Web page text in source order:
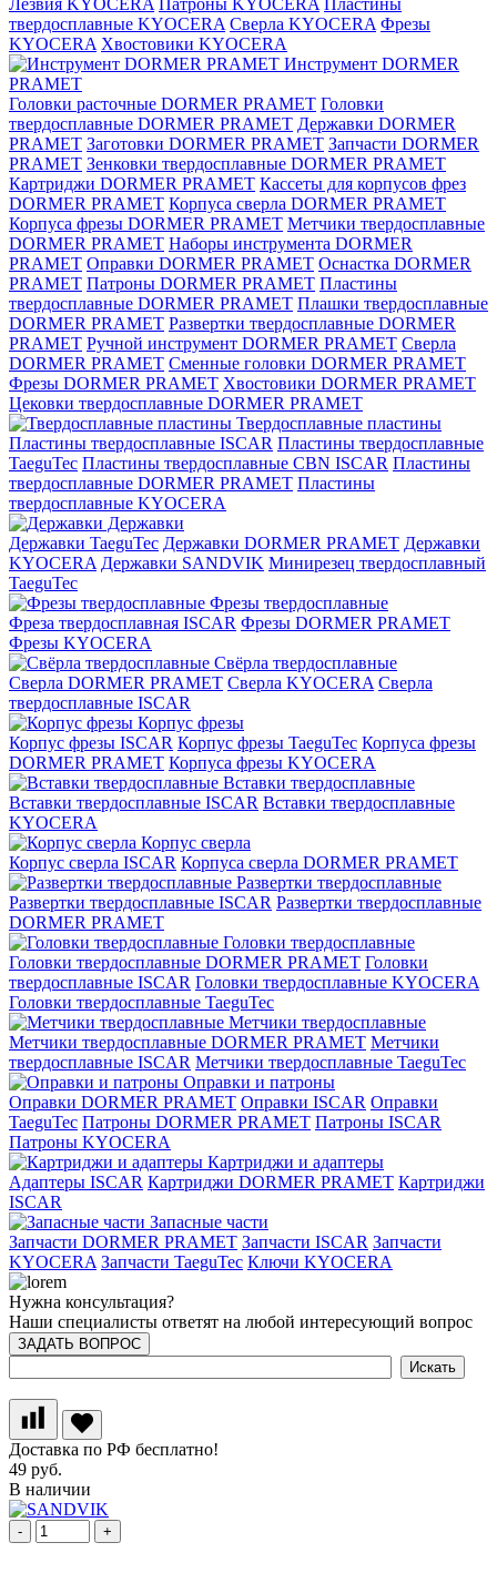
Лезвия KYOCERA Патроны KYOCERA
Пластины
твердосплавные KYOCERA Сверла KYOCERA Фрезы
KYOCERA Хвостовики KYOCERA
Инструмент DORMER
PRAMET
Головки расточные DORMER PRAMET Головки
твердосплавные DORMER PRAMET Державки DORMER
PRAMET Заготовки DORMER PRAMET Запчасти DORMER
PRAMET Зенковки твердосплавные DORMER PRAMET
Картриджи DORMER PRAMET Кассеты для корпусов фрез
DORMER PRAMET Корпуса сверла DORMER PRAMET
Корпуса фрезы DORMER PRAMET Метчики твердосплавные
DORMER PRAMET Наборы инструмента DORMER
PRAMET Оправки DORMER PRAMET Оснастка DORMER
PRAMET Патроны DORMER PRAMET Пластины
твердосплавные DORMER PRAMET Плашки твердосплавные
DORMER PRAMET Развертки твердосплавные DORMER
PRAMET Ручной инструмент DORMER PRAMET Сверла
DORMER PRAMET Сменные головки DORMER PRAMET
Фрезы DORMER PRAMET Хвостовики DORMER PRAMET
Цековки твердосплавные DORMER PRAMET
Твердосплавные пластины
Пластины твердосплавные ISCAR Пластины твердосплавные
TaeguTec Пластины твердосплавные CBN ISCAR Пластины
твердосплавные DORMER PRAMET Пластины
твердосплавные KYOCERA
Державки
Державки TaeguTec Державки DORMER PRAMET Державки
KYOCERA Державки SANDVIK Минирезец твердосплавный
TaeguTec
Фрезы твердосплавные
Фреза твердосплавная ISCAR Фрезы DORMER PRAMET
Фрезы KYOCERA
Свёрла твердосплавные
Сверла DORMER PRAMET Сверла KYOCERA Сверла
твердосплавные ISCAR
Корпус фрезы
Корпус фрезы ISCAR Корпус фрезы TaeguTec Корпуса фрезы
DORMER PRAMET Корпуса фрезы KYOCERA
Вставки твердосплавные
Вставки твердосплавные ISCAR Вставки твердосплавные
KYOCERA
Корпус сверла
Корпус сверла ISCAR Корпуса сверла DORMER PRAMET
Развертки твердосплавные
Развертки твердосплавные ISCAR Развертки твердосплавные
DORMER PRAMET
Головки твердосплавные
Головки твердосплавные DORMER PRAMET Головки
твердосплавные ISCAR Головки твердосплавные KYOCERA
Головки твердосплавные TaeguTec
Метчики твердосплавные
Метчики твердосплавные DORMER PRAMET Метчики
твердосплавные ISCAR Метчики твердосплавные TaeguTec
Оправки и патроны
Оправки DORMER PRAMET Оправки ISCAR Оправки
TaeguTec Патроны DORMER PRAMET Патроны ISCAR
Патроны KYOCERA
Картриджи и адаптеры
Адаптеры ISCAR Картриджи DORMER PRAMET Картриджи
ISCAR
Запасные части
Запчасти DORMER PRAMET Запчасти ISCAR Запчасти
KYOCERA Запчасти TaeguTec Ключи KYOCERA
Нужна консультация?
Наши специалисты ответят на любой интересующий вопрос
ЗАДАТЬ ВОПРОС
Доставка по РФ бесплатно!
49 руб.
В наличии
- +